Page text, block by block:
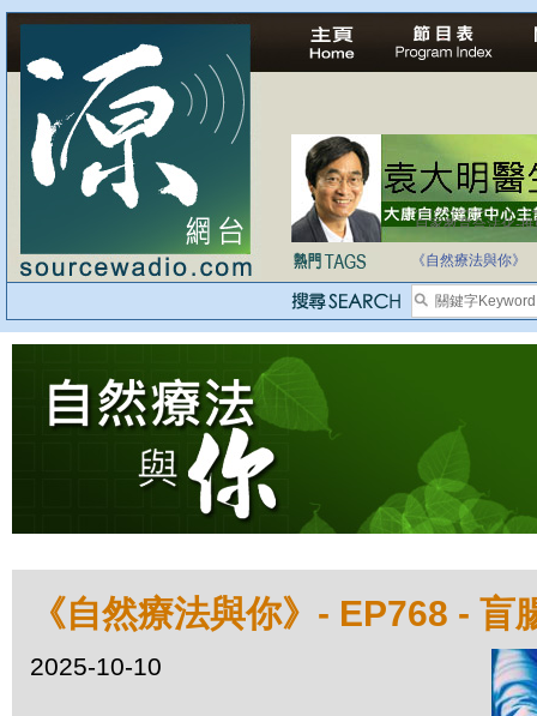
自家教育合法化-
《自然療法與你》
《自然療法與你》- EP768 - 盲
2025-10-10